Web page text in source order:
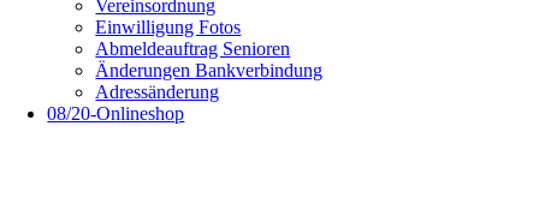
Vereinsordnung
Einwilligung Fotos
Abmeldeauftrag Senioren
Änderungen Bankverbindung
Adressänderung
08/20-Onlineshop